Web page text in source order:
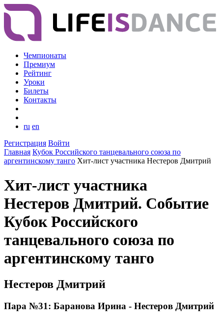
Чемпионаты
Премиум
Рейтинг
Уроки
Билеты
Контакты
ru en
Регистрация Войти
Главная Кубок Российского танцевального союза по
аргентинскому танго Хит-лист участника Нестеров Дмитрий
Хит-лист участника
Нестеров Дмитрий. Событие
Кубок Российского
танцевального союза по
аргентинскому танго
Нестеров Дмитрий
Пара №31: Баранова Ирина - Нестеров Дмитрий